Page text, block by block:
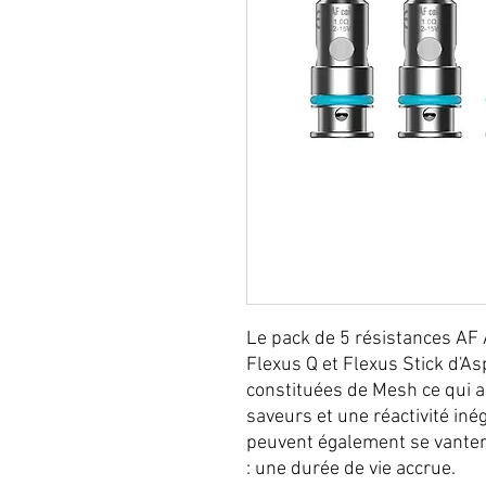
Le pack de 5 résistances
Flexus Q et Flexus Stick
constituées de Mesh ce qui
saveurs et une réactivité
peuvent également se
: une durée de vie accrue.